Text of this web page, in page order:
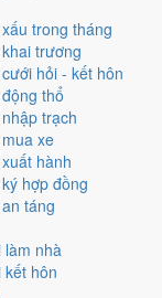
trong tháng
trương
hỏi - kết hôn
thổ
trạch
xe
hành
hợp đồng
táng
làm nhà
kết hôn
- 2043
12
chú ý?
trải trên các tháng
âm năm Canh Tuất